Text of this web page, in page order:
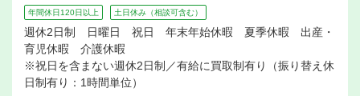
年間休日120日以上 土日休み（相談可含む）
週休2日制 日曜日 祝日 年末年始休暇 夏季休暇 出産・
育児休暇 介護休暇
※祝日を含まない週休2日制／有給に買取制有り（振り替え休
日制有り：1時間単位）